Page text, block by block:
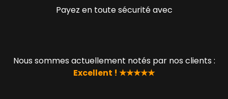
Payez en toute sécurité avec
Nous sommes actuellement notés par nos clients :
Excellent ! ★★★★★